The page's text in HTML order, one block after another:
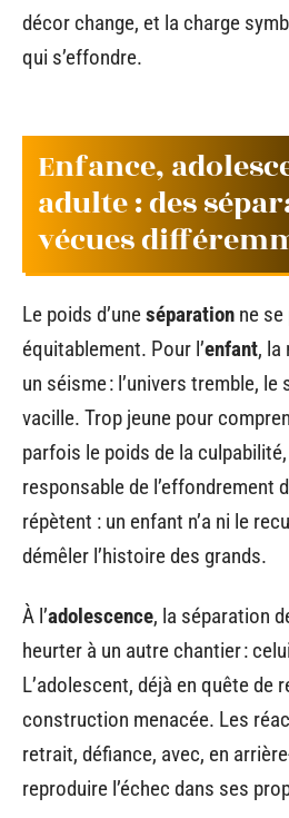
décor change, et la charge
qui s’effondre.
Enfance,
adulte : des
vécues
Le poids d’uneséparation ne
équitablement. Pour l’enfant, la
un séisme : l’univers tremble,
vacille. Trop jeune pour
parfois le poids de la culpabilité,
responsable de l’effondrement
répètent : un enfant n’a ni le
démêler l’histoire des grands.
À l’adolescence, la séparation
heurter à un autre chantier :
L’adolescent, déjà en quête de
construction menacée. Les
retrait, défiance, avec, en
reproduire l’échec dans ses